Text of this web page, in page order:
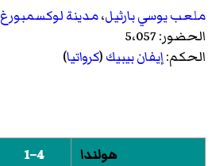
ملعب يوسي بارثيل،مدينة لوكسمبورغ
الحضور: 5،057
الحكم:إيفان بيبيك(كرواتيا)
هولندا
4–1